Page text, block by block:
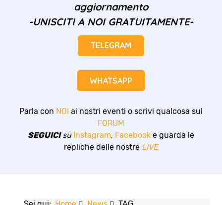
aggiornamento
-UNISCITI A NOI GRATUITAMENTE-
TELEGRAM
WHATSAPP
Parla con NOI ai nostri eventi o scrivi qualcosa sul
FORUM
SEGUICIsu Instagram, Facebook e guarda le
repliche delle nostre LIVE